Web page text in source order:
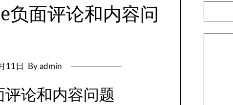
负面评论和内容问
11日 By admin
论和内容问题